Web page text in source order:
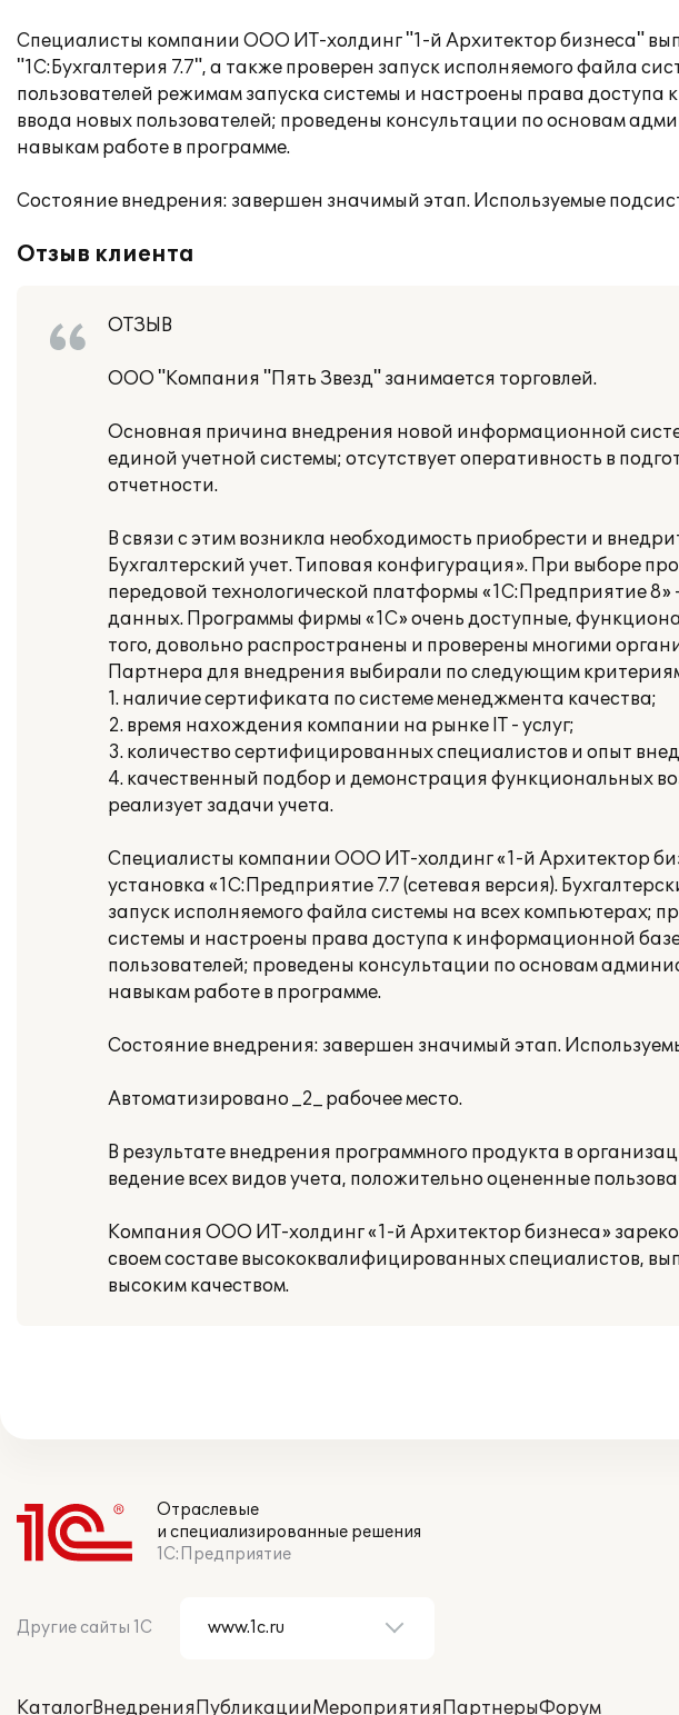
Специалисты компании ООО ИТ-холдинг "1-й Архитектор бизнеса"
"1С:Бухгалтерия 7.7", а также проверен запуск исполняемого файла
пользователей режимам запуска системы и настроены права
ввода новых пользователей; проведены консультации по основам
навыкам работе в программе.
Состояние внедрения: завершен значимый этап. Используемые
Отзыв клиента
ОТЗЫВ
ООО "Компания "Пять Звезд" занимается торговлей.
Основная причина внедрения новой информационной
единой учетной системы; отсутствует оперативность в
отчетности.
В связи с этим возникла необходимость приобрести и
Бухгалтерский учет. Типовая конфигурация». При выборе
передовой технологической платформы «1С:Предприятие
данных. Программы фирмы «1С» очень доступные,
того, довольно распространены и проверены многими
Партнера для внедрения выбирали по следующим
1. наличие сертификата по системе менеджмента качества;
2. время нахождения компании на рынке IT - услуг;
3. количество сертифицированных специалистов и опыт
4. качественный подбор и демонстрация функциональных
реализует задачи учета.
Специалисты компании ООО ИТ-холдинг «1-й Архитектор
установка «1С:Предприятие 7.7 (сетевая версия).
запуск исполняемого файла системы на всех компьютерах;
системы и настроены права доступа к информационной
пользователей; проведены консультации по основам
навыкам работе в программе.
Состояние внедрения: завершен значимый этап.
Автоматизировано _2_ рабочее место.
В результате внедрения программного продукта в
ведение всех видов учета, положительно оцененные
Компания ООО ИТ-холдинг «1-й Архитектор бизнеса»
своем составе высококвалифицированных специалистов,
высоким качеством.
Отраслевые
и специализированные решения
1С:Предприятие
Другие сайты 1С
КаталогВнедренияПубликацииМероприятияПартнерыФорум